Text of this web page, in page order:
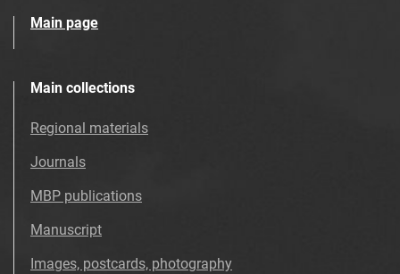
Feliksa Dzierżyńskiego. 1968, nr 47
Feliksa Dzierżyńskiego. 1968, nr 48
Tarnowskie Azoty : Organ Samorządu
Feliksa Dzierżyńskiego. 1968, nr 49
Tarnowskie Azoty : Organ Samorządu
Feliksa Dzierżyńskiego. 1968, nr 50
Tarnowskie Azoty : Organ Samorządu
Main page
Main collections
Regional materials
Journals
MBP publications
Manuscript
Images, postcards, photography